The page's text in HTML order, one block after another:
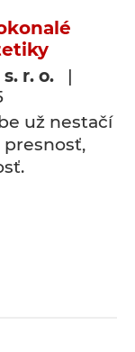
r. o. |
už nestačí
presnosť,